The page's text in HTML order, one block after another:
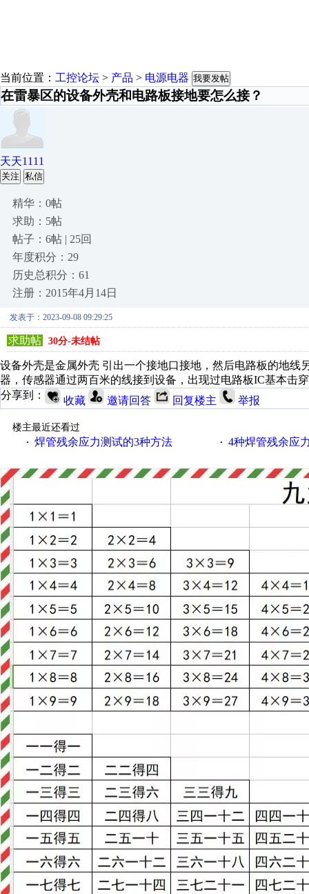
当前位置： 工控论坛 > 产品 > 电源电器 我要发帖
在雷暴区的设备外壳和电路板接地要怎么接？
天天1111
关注 私信
精华：0帖
求助：5帖
帖子：6帖 | 25回
年度积分：29
历史总积分：61
注册：2015年4月14日
发表于：2023-09-08 09:29:25
求助帖 30分-未结帖
设备外壳是金属外壳 引出一个接地口接地，然后电路板的地
器，传感器通过两百米的线接到设备，出现过电路板IC基本击
分享到：
收藏 邀请回答 回复楼主 举报
楼主最近还看过
· 焊管残余应力测试的3种方法 · 4种焊管残余应